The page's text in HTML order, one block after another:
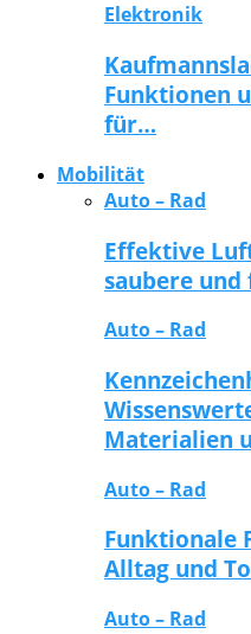
Elektronik
Funktionen
für…
Mobilität
Auto – Rad
Effektive
saubere
Auto – Rad
Materialien
Auto – Rad
Funktionale
Alltag und
Auto – Rad